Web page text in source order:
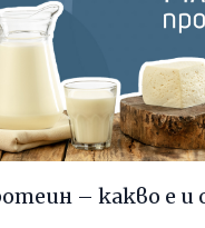
– какво е и